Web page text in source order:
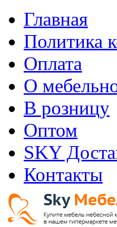
Главная
Политика
Оплата
О
В розницу
Оптом
SKY
Контакты